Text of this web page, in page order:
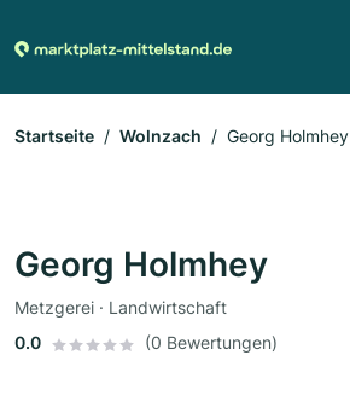
Startseite Wolnzach Georg Holmhey
Georg Holmhey
Metzgerei · Landwirtschaft
0.0
(0 Bewertungen)